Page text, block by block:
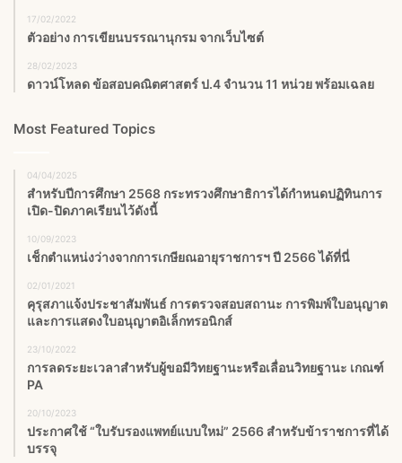
17/02/2022
ตัวอย่าง การเขียนบรรณานุกรม จากเว็บไซต์
28/02/2023
ดาวน์โหลด ข้อสอบคณิตศาสตร์ ป.4 จำนวน 11 หน่วย พร้อมเฉลย
Most Featured Topics
04/04/2025
สำหรับปีการศึกษา 2568 กระทรวงศึกษาธิการได้กำหนดปฏิทินการ
เปิด-ปิดภาคเรียนไว้ดังนี้
10/09/2023
เช็กตำแหน่งว่างจากการเกษียณอายุราชการฯ ปี 2566 ได้ที่นี่
02/01/2021
คุรุสภาแจ้งประชาสัมพันธ์ การตรวจสอบสถานะ การพิมพ์ใบอนุญาต
และการแสดงใบอนุญาตอิเล็กทรอนิกส์
23/10/2022
การลดระยะเวลาสำหรับผู้ขอมีวิทยฐานะหรือเลื่อนวิทยฐานะ เกณฑ์
PA
20/10/2023
ประกาศใช้ “ใบรับรองแพทย์แบบใหม่” 2566 สำหรับข้าราชการที่ได้
บรรจุ